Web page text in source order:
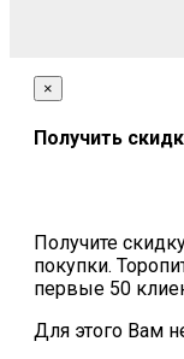
×
Получить
Получите
покупки.
первые 50
Для этого Вам